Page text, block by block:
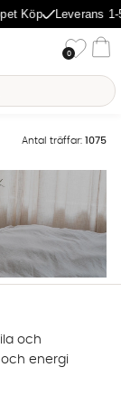
Leverans 1-5
0
Antal träffar: 1075
och
energi